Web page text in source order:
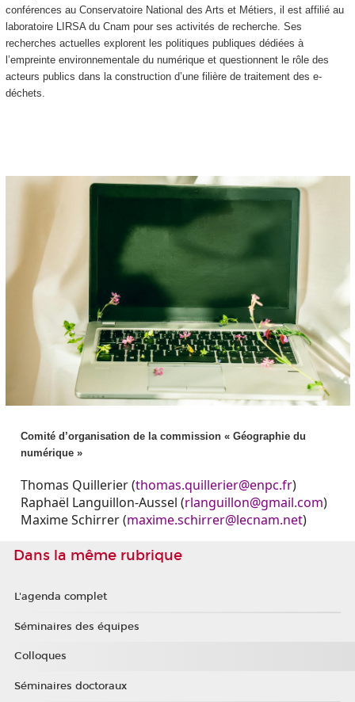
conférences au Conservatoire National des Arts et Métiers, il est affilié au
laboratoire LIRSA du Cnam pour ses activités de recherche. Ses
recherches actuelles explorent les politiques publiques dédiées à
l’empreinte environnementale du numérique et questionnent le rôle des
acteurs publics dans la construction d’une filière de traitement des e-
déchets.
Comité d’organisation de la commission « Géographie du
numérique »
Thomas Quillerier (thomas.quillerier@enpc.fr)
Raphaël Languillon-Aussel (rlanguillon@gmail.com)
Maxime Schirrer (maxime.schirrer@lecnam.net)
Dans la même rubrique
L'agenda complet
Séminaires des équipes
Colloques
Séminaires doctoraux